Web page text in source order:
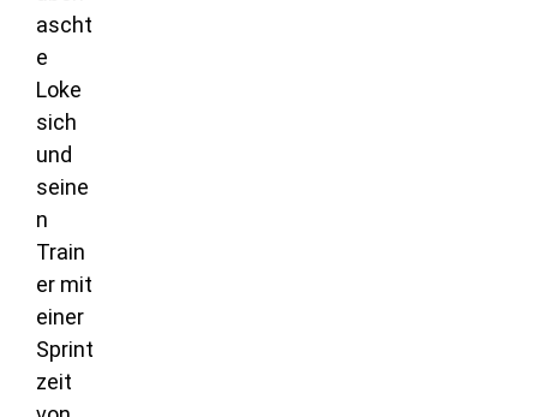
ascht
e
Loke
sich
und
seine
n
Train
er mit
einer
Sprint
zeit